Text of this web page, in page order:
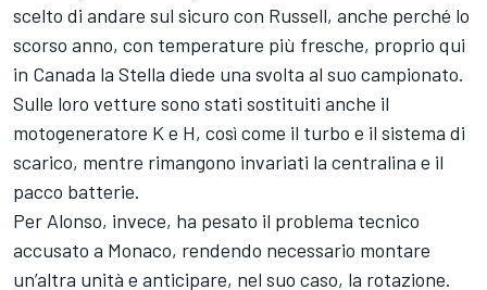
scelto di andare sul sicuro con Russell, anche perché lo
scorso anno, con temperature più fresche, proprio qui
in Canada la Stella diede una svolta al suo campionato.
Sulle loro vetture sono stati sostituiti anche il
motogeneratore K e H, così come il turbo e il sistema di
scarico, mentre rimangono invariati la centralina e il
pacco batterie.
Per Alonso, invece, ha pesato il problema tecnico
accusato a Monaco, rendendo necessario montare
un’altra unità e anticipare, nel suo caso, la rotazione.